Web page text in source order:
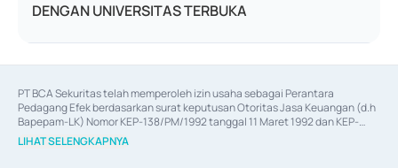
DENGAN UNIVERSITAS TERBUKA
PT BCA Sekuritas telah memperoleh izin usaha sebagai Perantara
Pedagang Efek berdasarkan surat keputusan Otoritas Jasa Keuangan (d.h
Bapepam-LK) Nomor KEP-138/PM/1992 tanggal 11 Maret 1992 dan KEP-
06/D.04/2014 tanggal 28 Februari 2014, izin usaha sebagai Penjamin Emisi
Efek berdasarkan surat keputusan Otoritas Jasa Keuangan Nomor KEP-
LIHAT SELENGKAPNYA